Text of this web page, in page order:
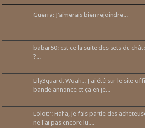
Guerra: J’aimerais bien rejoindre...
babar50: est ce la suite des sets du
?...
Lily3quard: Woah... J'ai été sur le site
bande annonce et ça en je...
Lolott': Haha, je fais partie des
ne l'ai pas encore lu....